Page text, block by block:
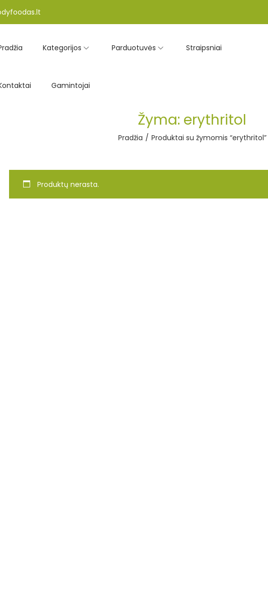
Kategorijos Parduotuvės Straipsniai
Gamintojai
Žyma: erythritol
Pradžia / Produktai su žymomis “erythritol”
Produktų nerasta.